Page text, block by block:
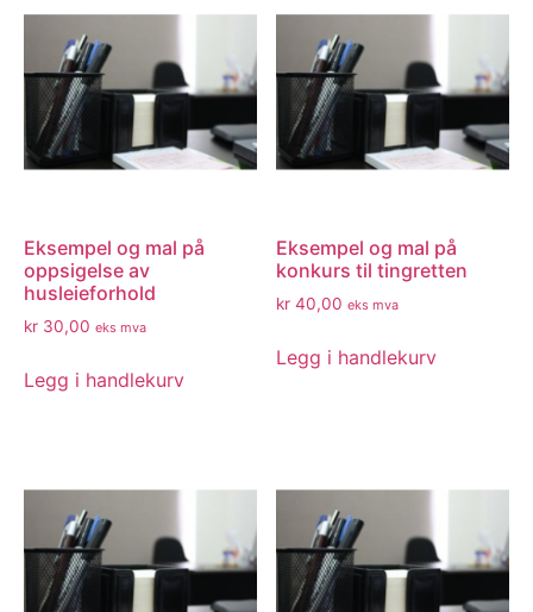
Eksempel og mal på
oppsigelse av
husleieforhold
kr 30,00 eks mva
Legg i handlekurv
Eksempel og mal på
konkurs til tingretten
kr 40,00 eks mva
Legg i handlekurv